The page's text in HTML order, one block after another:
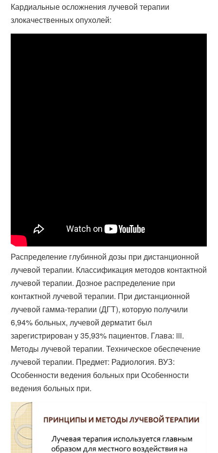
Кардиальные осложнения лучевой терапии
злокачественных опухолей:
Распределение глубинной дозы при дистанционной
лучевой терапии. Классификация методов контактной
лучевой терапии. Дозное распределение при
контактной лучевой терапии. При дистанционной
лучевой гамма-терапии (ДГТ), которую получили
6,94% больных, лучевой дерматит был
зарегистрирован у 35,93% пациентов. Глава: iii.
Методы лучевой терапии. Техническое обеспечение
лучевой терапии. Предмет: Радиология. ВУЗ:
Особенности ведения больных при Особенности
ведения больных при.